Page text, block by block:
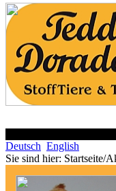
Deutsch English
Sie sind hier: Startseite/